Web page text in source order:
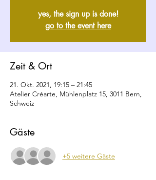
yes, the sign up is done!
go to the event here
Zeit & Ort
21. Okt. 2021, 19:15 – 21:45
Atelier Créarte, Mühlenplatz 15, 3011 Bern,
Schweiz
Gäste
+5 weitere Gäste